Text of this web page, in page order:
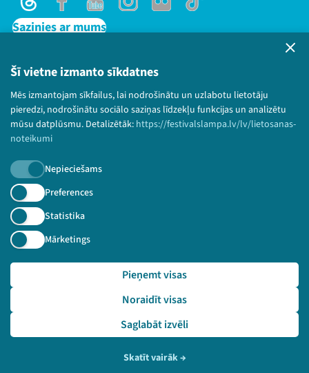
Šī vietne izmanto sīkdatnes
Mēs izmantojam sīkfailus, lai nodrošinātu un uzlabotu lietotāju
pieredzi, nodrošinātu sociālo saziņas līdzekļu funkcijas un analizētu
mūsu datplūsmu. Detalizētāk: https://festivalslampa.lv/lv/lietosanas-
noteikumi
Nepieciešams
Preferences
Statistika
Mārketings
Saglabāt izvēli
Noraidīt visas
Pieņemt visas
Skatīt vairāk→
ThreadsFacebookYoutubeInstagram
Flick TikTok
Sazinies ar mums
Lietošanas noteikumi un sīkdatņu politika
Bērnu aizsardzības politika
© 2026 Sarunu festivāls LAMPA Visas tiesības
paturētas.
Piesakies jaunumiem!
Nepalaid garām aktuālāko informāciju!
Pieteikties
🔗 https://festivalslampa.lv/lv/dalibnieki/4980